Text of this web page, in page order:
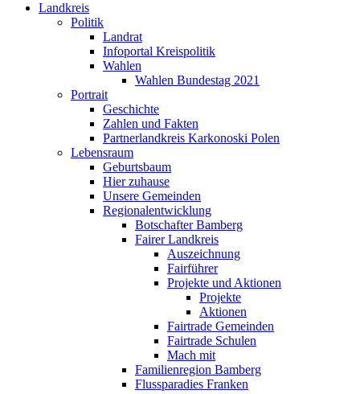
Landkreis
Politik
Landrat
Infoportal Kreispolitik
Wahlen
Wahlen Bundestag 2021
Portrait
Geschichte
Zahlen und Fakten
Partnerlandkreis Karkonoski Polen
Lebensraum
Geburtsbaum
Hier zuhause
Unsere Gemeinden
Regionalentwicklung
Botschafter Bamberg
Fairer Landkreis
Auszeichnung
Fairführer
Projekte und Aktionen
Projekte
Aktionen
Fairtrade Gemeinden
Fairtrade Schulen
Mach mit
Familienregion Bamberg
Flussparadies Franken